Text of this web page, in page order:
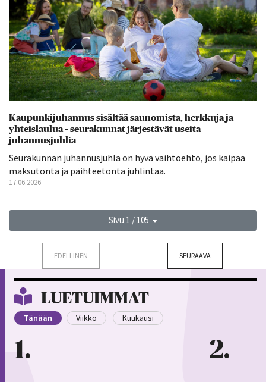
Kaupunkijuhannus sisältää saunomista, herkkuja ja
yhteislaulua – seurakunnat järjestävät useita
juhannusjuhlia
Seurakunnan juhannusjuhla on hyvä vaihtoehto, jos kaipaa
maksutonta ja päihteetöntä juhlintaa.
17.06.2026
Sivu 1 / 105
EDELLINEN SEURAAVA
LUETUIMMAT
Tänään Viikko Kuukausi
1 2